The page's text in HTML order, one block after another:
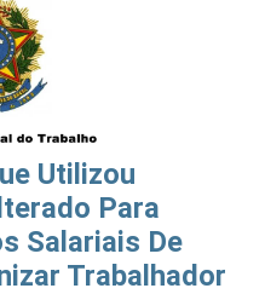
Utilizou
Para
Salariais De
Trabalhador